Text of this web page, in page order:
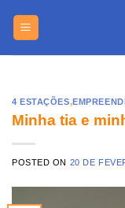
4 ESTAÇÕES,
Minha tia e
POSTED ON 20 DE